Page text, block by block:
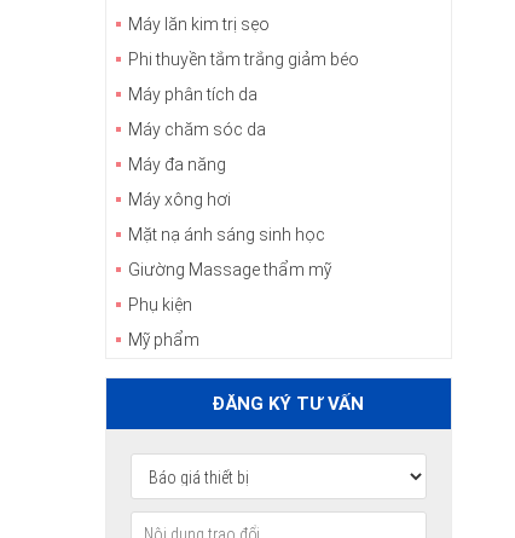
Máy lăn kim trị sẹo
Phi thuyền tắm trắng giảm béo
Máy phân tích da
Máy chăm sóc da
Máy đa năng
Máy xông hơi
Mặt nạ ánh sáng sinh học
Giường Massage thẩm mỹ
Phụ kiện
Mỹ phẩm
ĐĂNG KÝ TƯ VẤN